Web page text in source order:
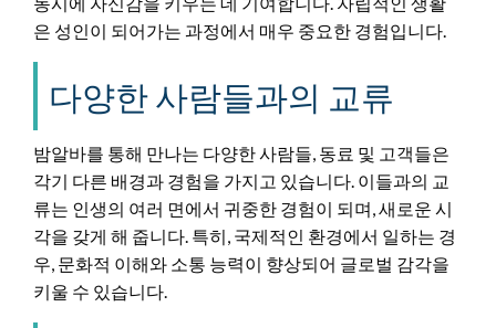
은 성인이 되어가는 과정에서 매우 중요한 경험입니다.
다양한 사람들과의 교류
밤알바를 통해 만나는 다양한 사람들, 동료 및 고객들은
각기 다른 배경과 경험을 가지고 있습니다. 이들과의 교
류는 인생의 여러 면에서 귀중한 경험이 되며, 새로운 시
각을 갖게 해 줍니다. 특히, 국제적인 환경에서 일하는 경
우, 문화적 이해와 소통 능력이 향상되어 글로벌 감각을
키울 수 있습니다.